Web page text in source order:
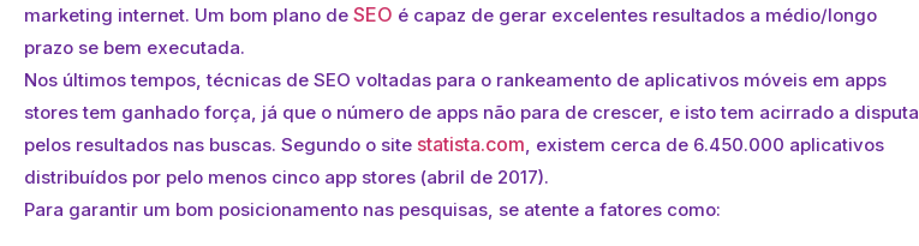
marketing internet. Um bom plano de SEO é capaz de gerar excelentes resultados a médio/longo
prazo se bem executada.
Nos últimos tempos, técnicas de SEO voltadas para o rankeamento de aplicativos móveis em apps
stores tem ganhado força, já que o número de apps não para de crescer, e isto tem acirrado a disputa
pelos resultados nas buscas. Segundo o site statista.com, existem cerca de 6.450.000 aplicativos
distribuídos por pelo menos cinco app stores (abril de 2017).
Para garantir um bom posicionamento nas pesquisas, se atente a fatores como: